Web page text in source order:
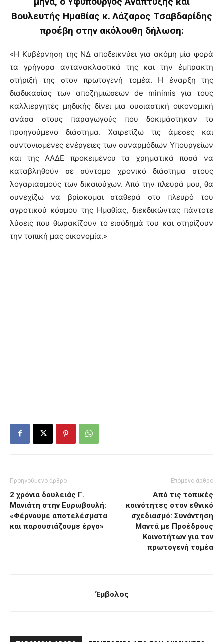
Βουλευτής Ημαθίας κ. Λάζαρος Τσαβδαρίδης
προέβη στην ακόλουθη δήλωση:
«Η Κυβέρνηση της ΝΔ αποδεικνύει για ακόμη μία φορά
τα γρήγορα αντανακλαστικά της και την έμπρακτη
στήριξή της στον πρωτογενή τομέα. Η έναρξη της
διαδικασίας των αποζημιώσεων de minimis για τους
καλλιεργητές μηδικής δίνει μια ουσιαστική οικονομική
ανάσα στους παραγωγούς που δοκιμάστηκαν το
προηγούμενο διάστημα. Χαιρετίζω τις άμεσες και
συντονισμένες ενέργειες των συναρμόδιων Υπουργείων
και της ΑΑΔΕ προκειμένου τα χρηματικά ποσά να
καταβληθούν σε σύντομο χρονικό διάστημα στους
λογαριασμούς των δικαιούχων. Από την πλευρά μου, θα
συνεχίζω να βρίσκομαι σταθερά στο πλευρό του
αγροτικού κόσμου της Ημαθίας, διεκδικώντας πάντοτε
λύσεις που θωρακίζουν το εισόδημά του και στηρίζουν
την τοπική μας οικονομία.»
Προηγούμενο άρθρο
2 χρόνια δουλειάς Γ.
Μανιάτη στην Ευρωβουλή:
«Φέρνουμε αποτελέσματα
και παρουσιάζουμε έργο»
Επόμενο άρθρο
Από τις τοπικές
κοινότητες στον εθνικό
σχεδιασμό: Συνάντηση
Μαντά με Προέδρους
Κοινοτήτων για τον
πρωτογενή τομέα
Έμβολος